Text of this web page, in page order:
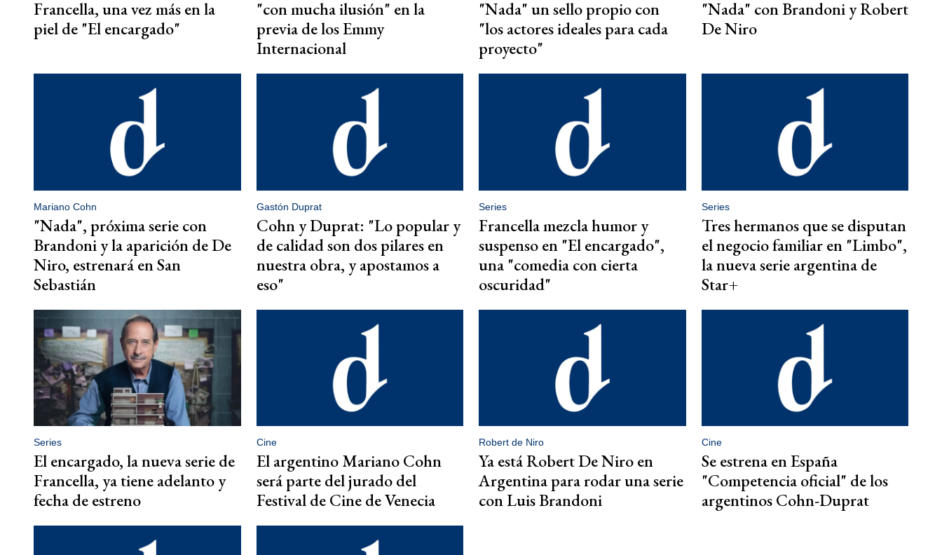
Francella, una vez más en la
piel de "El encargado"
"con mucha ilusión" en la
previa de los Emmy
Internacional
"Nada" un sello propio con
"los actores ideales para cada
proyecto"
"Nada" con Brandoni y Robert
De Niro
Mariano Cohn
"Nada", próxima serie con
Brandoni y la aparición de De
Niro, estrenará en San
Sebastián
Gastón Duprat
Cohn y Duprat: "Lo popular y
de calidad son dos pilares en
nuestra obra, y apostamos a
eso"
Series
Francella mezcla humor y
suspenso en "El encargado",
una "comedia con cierta
oscuridad"
Series
Tres hermanos que se disputan
el negocio familiar en "Limbo",
la nueva serie argentina de
Star+
Series
El encargado, la nueva serie de
Francella, ya tiene adelanto y
fecha de estreno
Cine
El argentino Mariano Cohn
será parte del jurado del
Festival de Cine de Venecia
Robert de Niro
Ya está Robert De Niro en
Argentina para rodar una serie
con Luis Brandoni
Cine
Se estrena en España
"Competencia oficial" de los
argentinos Cohn-Duprat